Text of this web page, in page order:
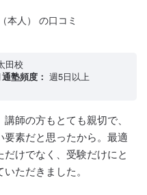
本人） の口コミ
田校
通塾頻度： 週5日以上
師の方もとても親切で、
素だと思ったから。最適
けでなく、受験だけにと
ただきました。